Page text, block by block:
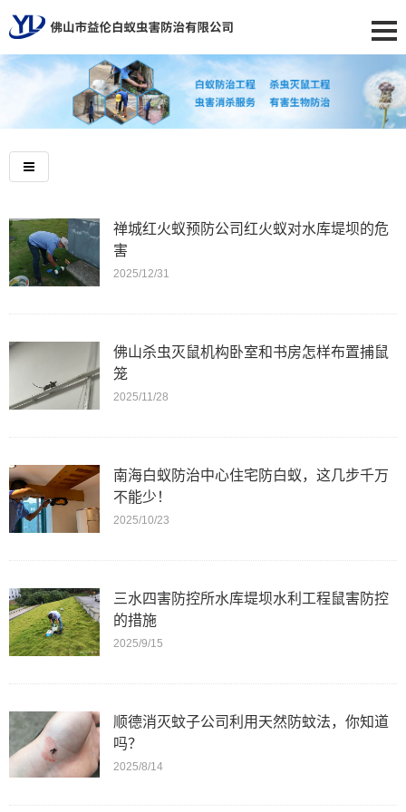
禅城红火蚁预防公司红火蚁对水库堤坝的危
害
2025/12/31
佛山杀虫灭鼠机构卧室和书房怎样布置捕鼠
笼
2025/11/28
南海白蚁防治中心住宅防白蚁，这几步千万
不能少！
2025/10/23
三水四害防控所水库堤坝水利工程鼠害防控
的措施
2025/9/15
顺德消灭蚊子公司利用天然防蚊法，你知道
吗？
2025/8/14